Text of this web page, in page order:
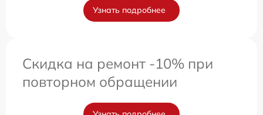
Узнать подробнее
Скидка на ремонт -10% при
повторном обращении